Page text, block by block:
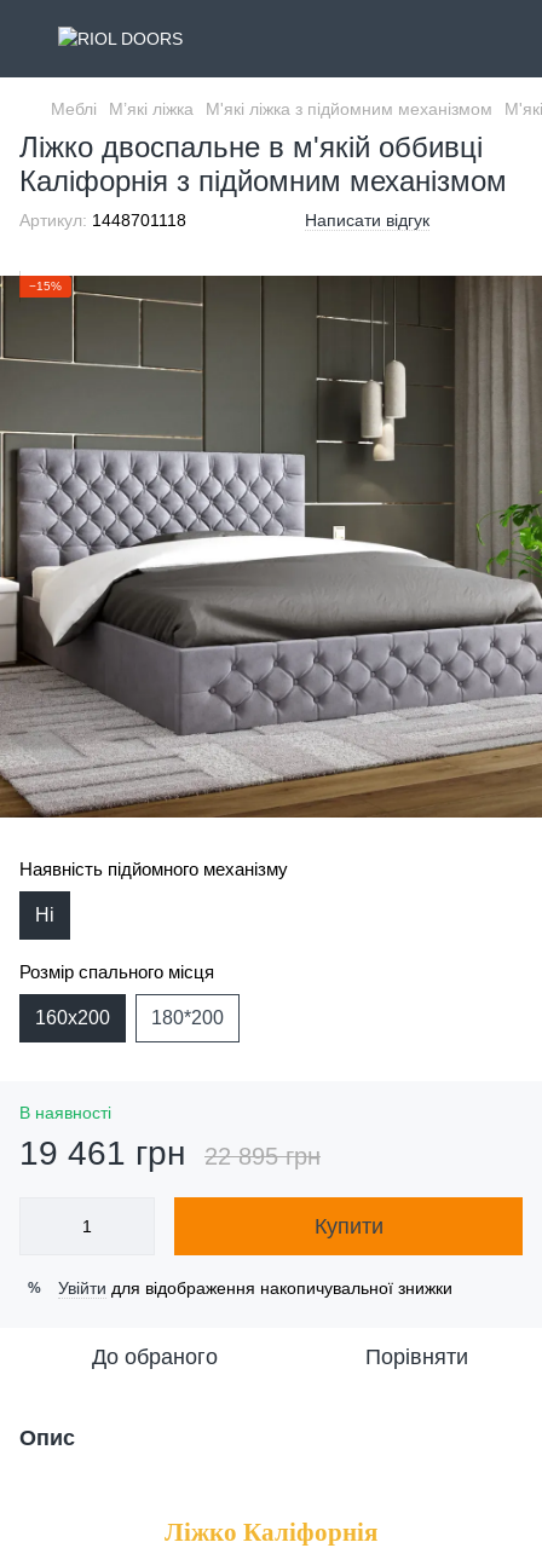
Меблі М’які ліжка М'які ліжка з підйомним механізмом
Ліжко двоспальне в м'якій оббивці
Каліфорнія з підйомним механізмом
Артикул: 1448701118 Написати відгук
−15%
Наявність підйомного механізму
Ні
Розмір спального місця
160х200 180*200
В наявності
19 461 грн 22 895 грн
Купити
% Увійти для відображення накопичувальної знижки
До обраного Порівняти
Опис
Ліжко Каліфорнія